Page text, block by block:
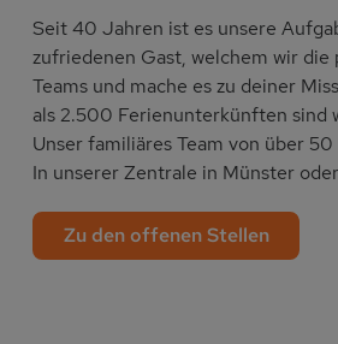
Seit 40 Jahren ist es unsere
zufriedenen Gast, welchem wir
Teams und mache es zu deiner
als 2.500 Ferienunterkünften sind
Unser familiäres Team von über
In unserer Zentrale in Münster
Zu den offenen Stellen